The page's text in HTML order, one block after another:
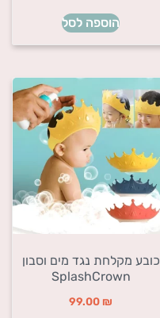
הוספה לסל
כובע מקלחת נגד מים וסבון
SplashCrown
99.00 ₪